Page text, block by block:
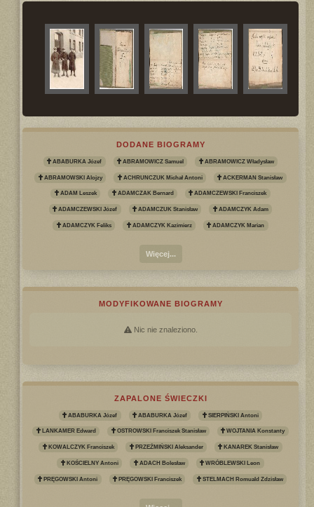
DODANE BIOGRAMY
ABABURKA Józef ABRAMOWICZ Samuel ABRAMOWICZ Władysław
ABRAMOWSKI Alojzy ACHRUNCZUK Michał Antoni ACKERMAN Stanisław
ADAM Leszek ADAMCZAK Bernard ADAMCZEWSKI Franciszek
ADAMCZEWSKI Józef ADAMCZUK Stanisław ADAMCZYK Adam
ADAMCZYK Feliks ADAMCZYK Kazimierz ADAMCZYK Marian
Więcej...
MODYFIKOWANE BIOGRAMY
Nic nie znaleziono.
ZAPALONE ŚWIECZKI
ABABURKA Józef ABABURKA Józef SIERPIŃSKI Antoni
LANKAMER Edward OSTROWSKI Franciszek Stanisław WOJTANIA Konstanty
KOWALCZYK Franciszek PRZEŹMIŃSKI Aleksander KANAREK Stanisław
KOŚCIELNY Antoni ADACH Bolesław WRÓBLEWSKI Leon
PRĘGOWSKI Antoni PRĘGOWSKI Franciszek STELMACH Romuald Zdzisław